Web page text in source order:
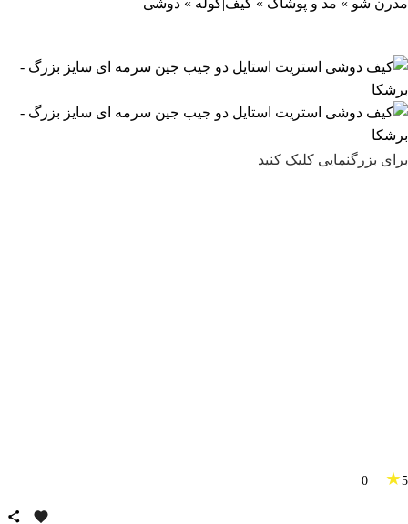
برای بزرگنمایی کلیک کنید
5
★